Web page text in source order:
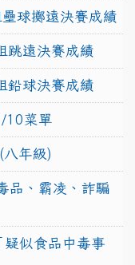
球擲遠決賽成績
跳遠決賽成績
鉛球決賽成績
10菜單
年級)
品、霸凌、詐騙
疑似食品中毒事